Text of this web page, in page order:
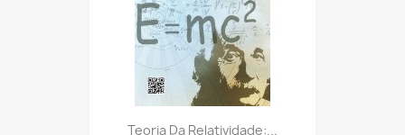
Teoria Da Relatividade:...